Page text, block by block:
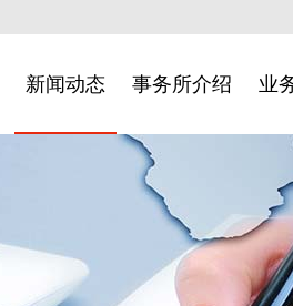
新闻动态 事务所介绍 业